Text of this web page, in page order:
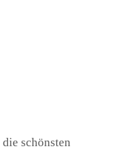
schönsten